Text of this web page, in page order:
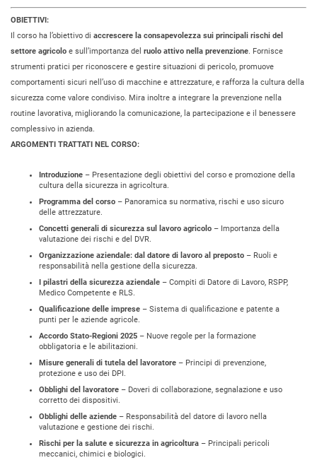
OBIETTIVI:
Il corso ha l’obiettivo di accrescere la consapevolezza sui principali rischi del
settore agricolo e sull’importanza del ruolo attivo nella prevenzione. Fornisce
strumenti pratici per riconoscere e gestire situazioni di pericolo, promuove
comportamenti sicuri nell’uso di macchine e attrezzature, e rafforza la cultura della
sicurezza come valore condiviso. Mira inoltre a integrare la prevenzione nella
routine lavorativa, migliorando la comunicazione, la partecipazione e il benessere
complessivo in azienda.
ARGOMENTI TRATTATI NEL CORSO:
Introduzione – Presentazione degli obiettivi del corso e promozione della
cultura della sicurezza in agricoltura.
Programma del corso – Panoramica su normativa, rischi e uso sicuro
delle attrezzature.
Concetti generali di sicurezza sul lavoro agricolo – Importanza della
valutazione dei rischi e del DVR.
Organizzazione aziendale: dal datore di lavoro al preposto – Ruoli e
responsabilità nella gestione della sicurezza.
I pilastri della sicurezza aziendale – Compiti di Datore di Lavoro, RSPP,
Medico Competente e RLS.
Qualificazione delle imprese – Sistema di qualificazione e patente a
punti per le aziende agricole.
Accordo Stato-Regioni 2025 – Nuove regole per la formazione
obbligatoria e le abilitazioni.
Misure generali di tutela del lavoratore – Principi di prevenzione,
protezione e uso dei DPI.
Obblighi del lavoratore – Doveri di collaborazione, segnalazione e uso
corretto dei dispositivi.
Obblighi delle aziende – Responsabilità del datore di lavoro nella
valutazione e gestione dei rischi.
Rischi per la salute e sicurezza in agricoltura – Principali pericoli
meccanici, chimici e biologici.